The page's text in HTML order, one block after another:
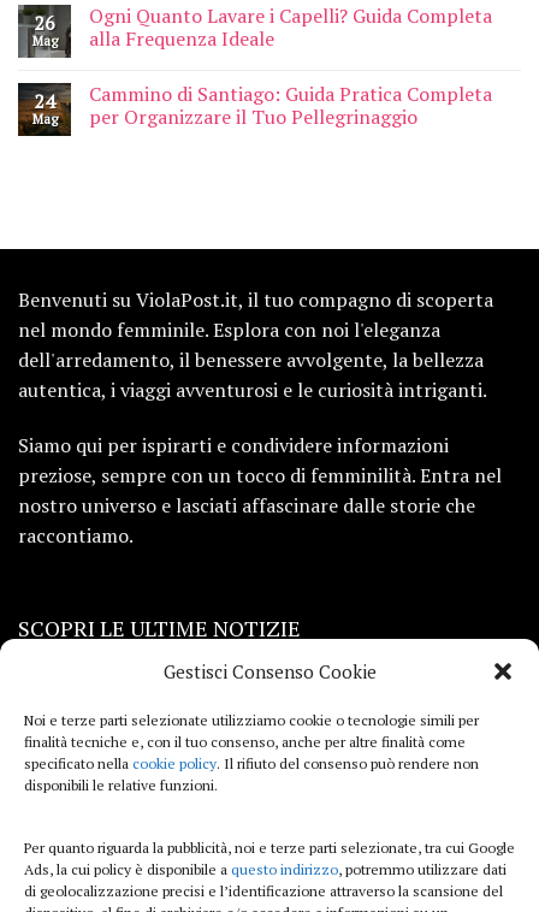
Gestisci Consenso Cookie
Noi e terze parti selezionate utilizziamo cookie o tecnologie simili per
finalità tecniche e, con il tuo consenso, anche per altre finalità come
specificato nella cookie policy. Il rifiuto del consenso può rendere non
disponibili le relative funzioni.
Per quanto riguarda la pubblicità, noi e terze parti selezionate, tra cui Google
Ads, la cui policy è disponibile a questo indirizzo, potremmo utilizzare dati
di geolocalizzazione precisi e l’identificazione attraverso la scansione del
26
Mag
Ogni Quanto Lavare i Capelli? Guida Completa
alla Frequenza Ideale
24
Mag
Cammino di Santiago: Guida Pratica Completa
per Organizzare il Tuo Pellegrinaggio
Benvenuti su ViolaPost.it, il tuo compagno di scoperta
nel mondo femminile. Esplora con noi l'eleganza
dell'arredamento, il benessere avvolgente, la bellezza
autentica, i viaggi avventurosi e le curiosità intriganti.
Siamo qui per ispirarti e condividere informazioni
preziose, sempre con un tocco di femminilità. Entra nel
nostro universo e lasciati affascinare dalle storie che
raccontiamo.
SCOPRI LE ULTIME NOTIZIE
Viaggi
Beauty e benessere
Curiosità